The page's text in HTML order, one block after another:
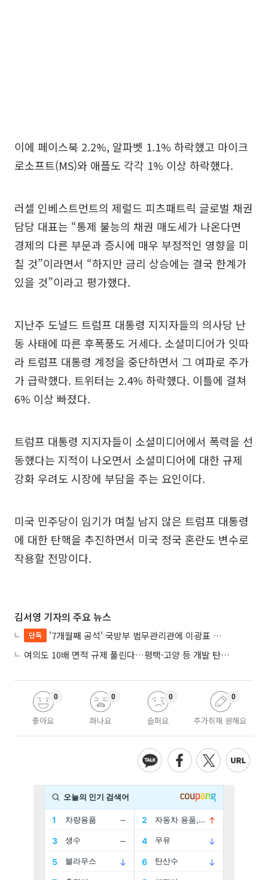
이에 페이스북 2.2%, 알파벳 1.1% 하락했고 마이크
로소프트(MS)와 애플도 각각 1% 이상 하락했다.
러셀 인베스트먼트의 제럴드 피츠패트릭 글로벌 채권
담당 대표는 “통제 불능의 채권 매도세가 나온다면
경제의 다른 부문과 증시에 매우 부정적인 영향을 미
칠 것”이라면서 “하지만 금리 상승에는 결국 한계가
있을 것”이라고 평가했다.
지난주 도널드 트럼프 대통령 지지자들의 의사당 난
동 사태에 따른 후폭풍도 거세다. 소셜미디어가 잇따
라 트럼프 대통령 계정을 중단하면서 그 여파로 주가
가 급락했다. 트위터는 2.4% 하락했다. 이틀에 걸쳐
6% 이상 빠졌다.
트럼프 대통령 지지자들이 소셜미디어에서 폭력을 선
동했다는 지적이 나오면서 소셜미디어에 대한 규제
강화 우려도 시장에 부담을 주는 요인이다.
미국 민주당이 임기가 며칠 남지 않은 트럼프 대통령
에 대한 탄핵을 추진하면서 미국 정국 혼란도 변수로
작용할 전망이다.
김서영 기자의 주요 뉴스
단독
'7개월째 공석' 국방부 법무관리관에 이광표 변호사 내정
여의도 10배 면적 규제 풀린다…평택·고양 등 개발 탄력 기대
좋아요
0
화나요
0
슬퍼요
0
추가취재 원해요
0